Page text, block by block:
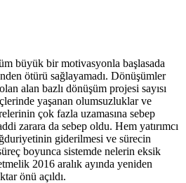
büyük bir motivasyonla başlasada
ötürü sağlayamadı. Dönüşümler
alan bazlı dönüşüm projesi sayısı
yaşanan olumsuzluklar ve
çok fazla uzamasına sebep
zarara da sebep oldu. Hem yatırımcı
giderilmesi ve sürecin
boyunca sistemde nelerin eksik
2016 aralık ayında yeniden
önü açıldı.